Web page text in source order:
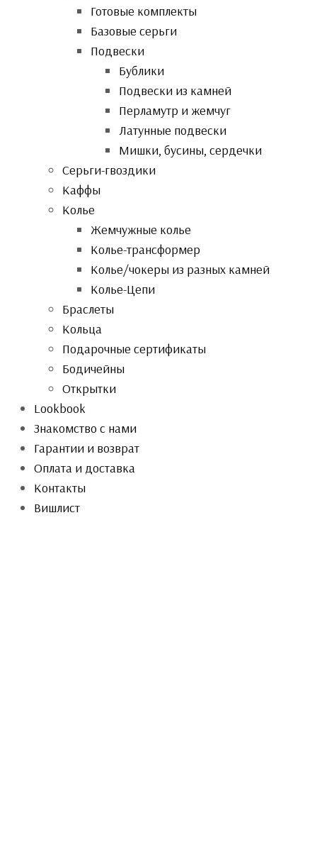
Готовые комплекты
Базовые серьги
Подвески
Бублики
Подвески из камней
Перламутр и жемчуг
Латунные подвески
Мишки, бусины, сердечки
Серьги-гвоздики
Каффы
Колье
Жемчужные колье
Колье-трансформер
Колье/чокеры из разных камней
Колье-Цепи
Браслеты
Кольца
Подарочные сертификаты
Бодичейны
Открытки
Lookbook
Знакомство с нами
Гарантии и возврат
Оплата и доставка
Контакты
Вишлист